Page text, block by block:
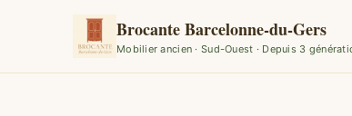
Brocante Barcelonne-du-Gers
Mobilier ancien · Sud-Ouest · Depuis 3